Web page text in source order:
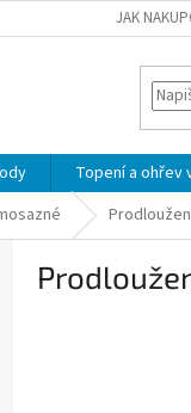
JAK
Topení a ohřev